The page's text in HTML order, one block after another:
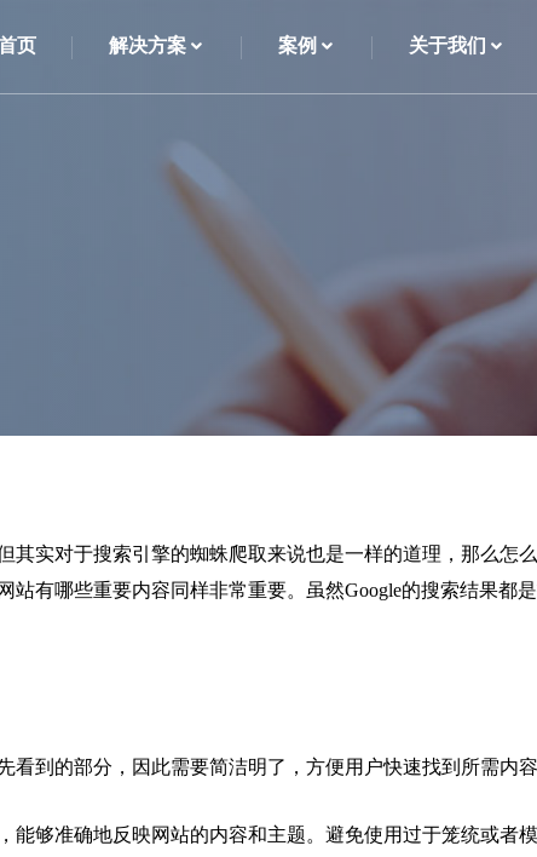
页 解决方案 案例 关于我们
实对于搜索引擎的蜘蛛爬取来说也是一样的道理，那么怎
有哪些重要内容同样非常重要。虽然Google的搜索结果都
到的部分，因此需要简洁明了，方便用户快速找到所需内
够准确地反映网站的内容和主题。避免使用过于笼统或者